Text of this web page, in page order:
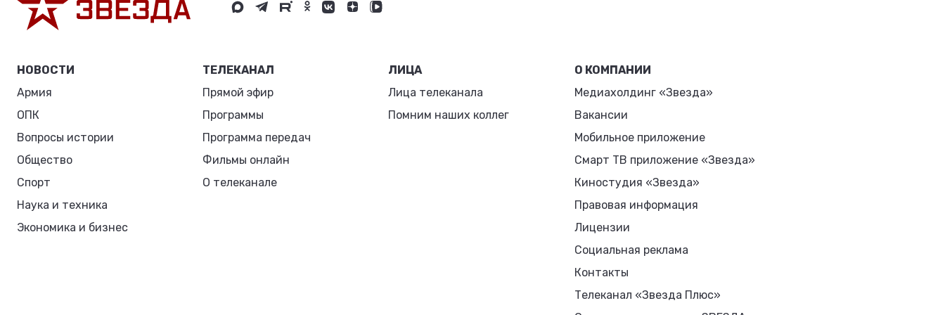
НОВОСТИ
Армия
ОПК
Вопросы истории
Общество
Спорт
Наука и техника
Экономика и бизнес
ТЕЛЕКАНАЛ
Прямой эфир
Программы
Программа передач
Фильмы онлайн
О телеканале
ЛИЦА
Лица телеканала
Помним наших коллег
О КОМПАНИИ
Медиахолдинг «Звезда»
Вакансии
Мобильное приложение
Смарт ТВ приложение «Звезда»
Киностудия «Звезда»
Правовая информация
Лицензии
Социальная реклама
Контакты
Телеканал «Звезда Плюс»